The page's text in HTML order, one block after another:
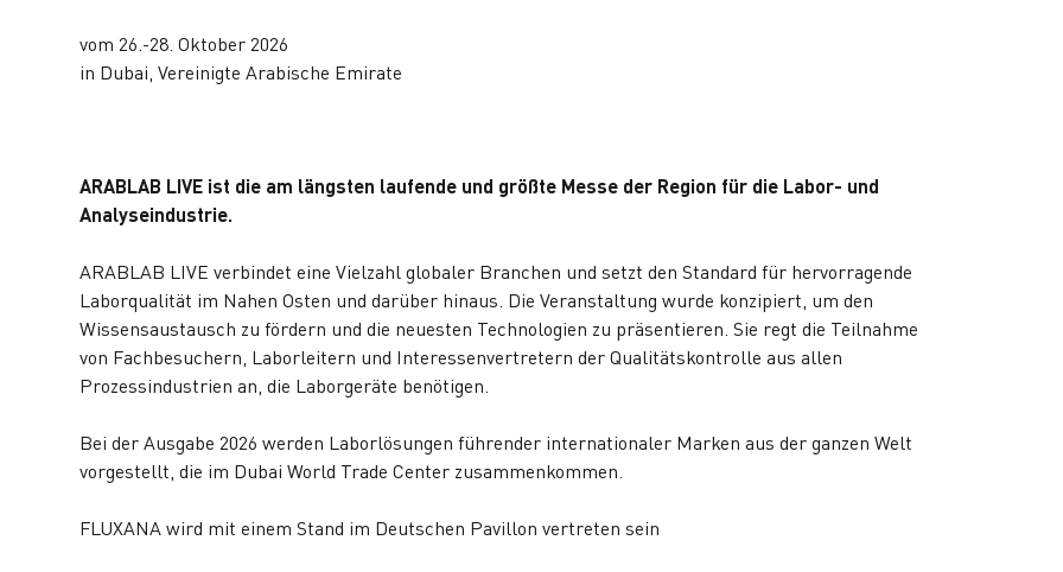
vom 26.-28. Oktober 2026
in Dubai, Vereinigte Arabische Emirate
ARABLAB LIVE ist die am längsten laufende und größte Messe der Region für die Labor- und
Analyseindustrie.
ARABLAB LIVE verbindet eine Vielzahl globaler Branchen und setzt den Standard für hervorragende
Laborqualität im Nahen Osten und darüber hinaus. Die Veranstaltung wurde konzipiert, um den
Wissensaustausch zu fördern und die neuesten Technologien zu präsentieren. Sie regt die Teilnahme
von Fachbesuchern, Laborleitern und Interessenvertretern der Qualitätskontrolle aus allen
Prozessindustrien an, die Laborgeräte benötigen.
Bei der Ausgabe 2026 werden Laborlösungen führender internationaler Marken aus der ganzen Welt
vorgestellt, die im Dubai World Trade Center zusammenkommen.
FLUXANA wird mit einem Stand im Deutschen Pavillon vertreten sein